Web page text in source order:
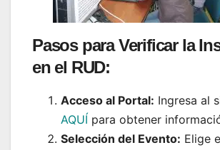
Pasos para Verificar la
en el RUD:
Acceso al Portal: Ingresa al
AQUÍ para obtener
Selección del Evento: Elige